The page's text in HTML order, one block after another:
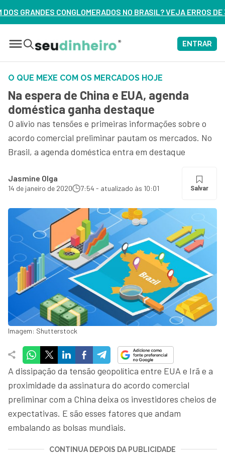
NO BRASIL? VEJA ERROS DE 3 DELES – ASSISTA AGORA
ENTRAR
O QUE MEXE COM OS MERCADOS HOJE
Na espera de China e EUA, agenda
doméstica ganha destaque
O alívio nas tensões e primeiras informações sobre o
acordo comercial preliminar pautam os mercados. No
Brasil, a agenda doméstica entra em destaque
Jasmine Olga
14 de janeiro de 2020 7:54 - atualizado às 10:01 Salvar
Imagem: Shutterstock
A dissipação da tensão geopolítica entre EUA e Irã e a
proximidade da assinatura do acordo comercial
preliminar com a China deixa os investidores cheios de
expectativas. E são esses fatores que andam
embalando as bolsas mundiais.
CONTINUA DEPOIS DA PUBLICIDADE